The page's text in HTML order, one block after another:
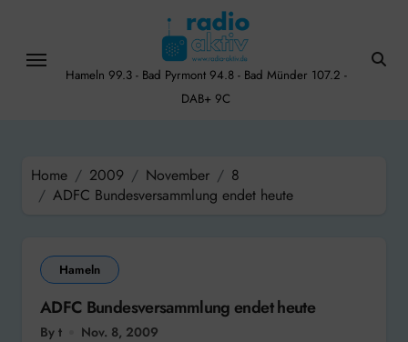
content
Hameln 99.3 - Bad Pyrmont 94.8 - Bad Münder 107.2 -
DAB+ 9C
Home 2009 November
8
ADFC Bundesversammlung endet heute
Hameln
ADFC Bundesversammlung endet heute
By t Nov. 8, 2009